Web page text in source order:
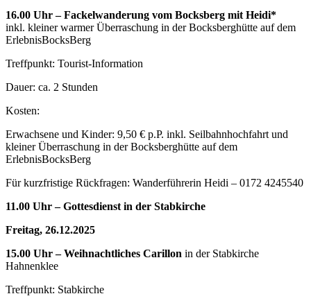
16.00 Uhr – Fackelwanderung vom Bocksberg mit Heidi*
inkl. kleiner warmer Überraschung in der Bocksberghütte auf dem
ErlebnisBocksBerg
Treffpunkt: Tourist-Information
Dauer: ca. 2 Stunden
Kosten:
Erwachsene und Kinder: 9,50 € p.P. inkl. Seilbahnhochfahrt und
kleiner Überraschung in der Bocksberghütte auf dem
ErlebnisBocksBerg
Für kurzfristige Rückfragen: Wanderführerin Heidi – 0172 4245540
11.00 Uhr – Gottesdienst in der Stabkirche
Freitag, 26.12.2025
15.00 Uhr – Weihnachtliches Carillon in der Stabkirche
Hahnenklee
Treffpunkt: Stabkirche